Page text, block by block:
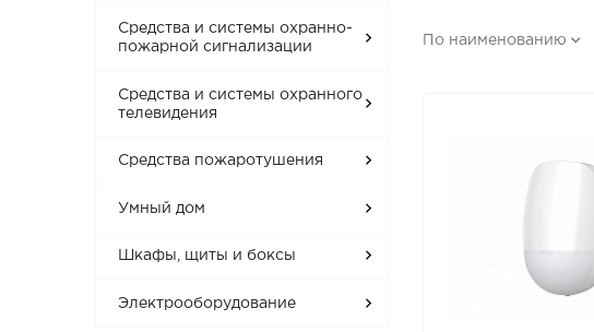
Средства и системы охранно-
пожарной сигнализации
Средства и системы охранного
телевидения
Средства пожаротушения
Умный дом
Шкафы, щиты и боксы
Электрооборудование
По наименованию